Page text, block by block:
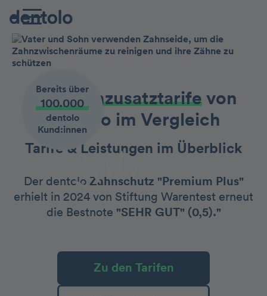
Die Zahnzusatztarifevon
dentolo im Vergleich
Tarife & Leistungen im Überblick
Der dentolo Zahnschutz "Premium Plus"
erhielt in 2024 von Stiftung Warentest erneut
die Bestnote "SEHR GUT" (0,5)."
Bereits über
100.000
dentolo
Kund:innen
Zu den Tarifen